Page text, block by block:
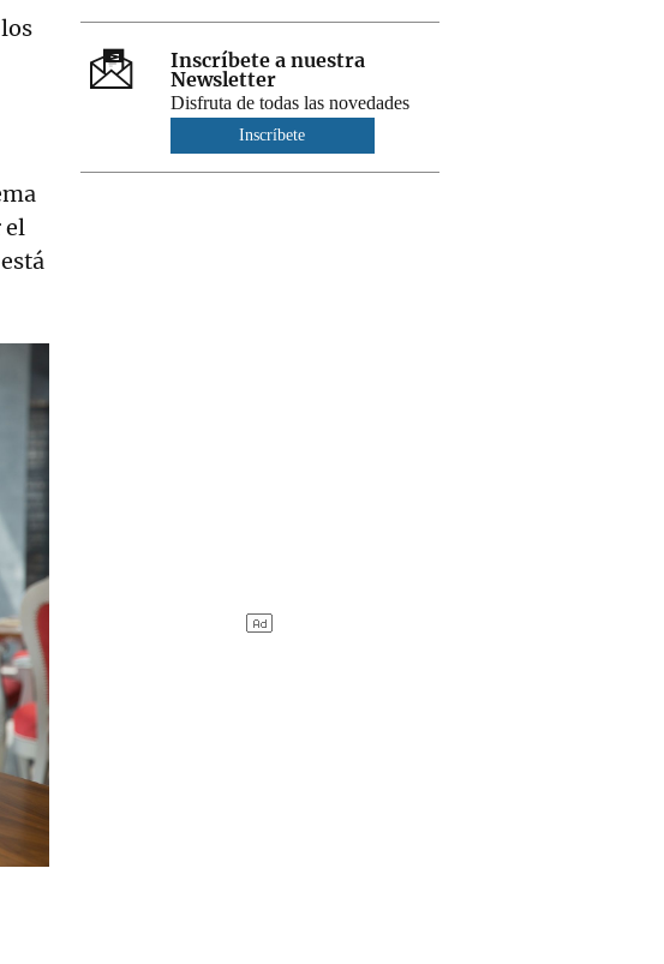
el
Inscríbete a nuestra
Newsletter
Disfruta de todas las novedades
Inscríbete